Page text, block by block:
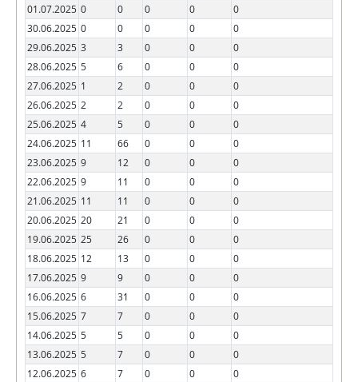
01.07.2025 0 0 0 0
0
30.06.2025 0 0 0 0
0
29.06.2025 3 3 0 0
0
28.06.2025 5 6 0 0
0
27.06.2025 1 2 0 0
0
26.06.2025 2 2 0 0
0
25.06.2025 4 5 0 0
0
24.06.2025 11 66 0 0
0
23.06.2025 9 12 0 0
0
22.06.2025 9 11 0 0
0
21.06.2025 11 11 0 0
0
20.06.2025 20 21 0 0
0
19.06.2025 25 26 0 0
0
18.06.2025 12 13 0 0
0
17.06.2025 9 9 0 0
0
16.06.2025 6 31 0 0
0
15.06.2025 7 7 0 0
0
14.06.2025 5 5 0 0
0
13.06.2025 5 7 0 0
0
12.06.2025 6 7 0 0
0